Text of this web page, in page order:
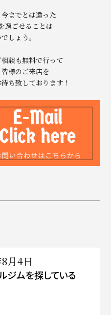
までとは違った
過ごせることは
しょう。
談も無料で行って
様のご来店を
ち致しております！
月4日
ジムを探している